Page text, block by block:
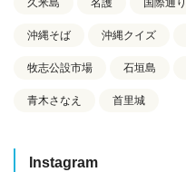
久米島 名護 国際通り
沖縄そば 沖縄クイズ
牧志公設市場 石垣島
青木さなえ 首里城
Instagram